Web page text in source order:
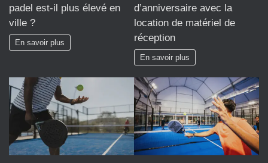
padel est-il plus élevé en
ville ?
En savoir plus
d’anniversaire avec la
location de matériel de
réception
En savoir plus